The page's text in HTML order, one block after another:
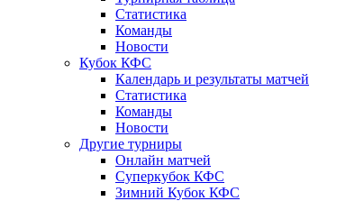
Статистика
Команды
Новости
Кубок КФС
Календарь и результаты матчей
Статистика
Команды
Новости
Другие турниры
Онлайн матчей
Суперкубок КФС
Зимний Кубок КФС